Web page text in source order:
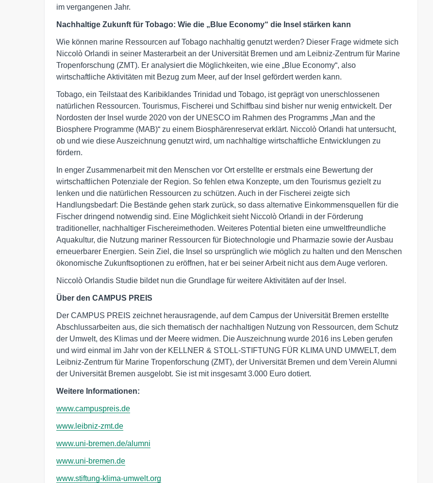
im vergangenen Jahr.
Nachhaltige Zukunft für Tobago: Wie die „Blue Economy“ die Insel stärken kann
Wie können marine Ressourcen auf Tobago nachhaltig genutzt werden? Dieser Frage widmete sich
Niccolò Orlandi in seiner Masterarbeit an der Universität Bremen und am Leibniz-Zentrum für Marine
Tropenforschung (ZMT). Er analysiert die Möglichkeiten, wie eine „Blue Economy“, also
wirtschaftliche Aktivitäten mit Bezug zum Meer, auf der Insel gefördert werden kann.
Tobago, ein Teilstaat des Karibiklandes Trinidad und Tobago, ist geprägt von unerschlossenen
natürlichen Ressourcen. Tourismus, Fischerei und Schiffbau sind bisher nur wenig entwickelt. Der
Nordosten der Insel wurde 2020 von der UNESCO im Rahmen des Programms „Man and the
Biosphere Programme (MAB)“ zu einem Biosphärenreservat erklärt. Niccolò Orlandi hat untersucht,
ob und wie diese Auszeichnung genutzt wird, um nachhaltige wirtschaftliche Entwicklungen zu
fördern.
In enger Zusammenarbeit mit den Menschen vor Ort erstellte er erstmals eine Bewertung der
wirtschaftlichen Potenziale der Region. So fehlen etwa Konzepte, um den Tourismus gezielt zu
lenken und die natürlichen Ressourcen zu schützen. Auch in der Fischerei zeigte sich
Handlungsbedarf: Die Bestände gehen stark zurück, so dass alternative Einkommensquellen für die
Fischer dringend notwendig sind. Eine Möglichkeit sieht Niccolò Orlandi in der Förderung
traditioneller, nachhaltiger Fischereimethoden. Weiteres Potential bieten eine umweltfreundliche
Aquakultur, die Nutzung mariner Ressourcen für Biotechnologie und Pharmazie sowie der Ausbau
erneuerbarer Energien. Sein Ziel, die Insel so ursprünglich wie möglich zu halten und den Menschen
ökonomische Zukunftsoptionen zu eröffnen, hat er bei seiner Arbeit nicht aus dem Auge verloren.
Niccolò Orlandis Studie bildet nun die Grundlage für weitere Aktivitäten auf der Insel.
Über den CAMPUS PREIS
Der CAMPUS PREIS zeichnet herausragende, auf dem Campus der Universität Bremen erstellte
Abschlussarbeiten aus, die sich thematisch der nachhaltigen Nutzung von Ressourcen, dem Schutz
der Umwelt, des Klimas und der Meere widmen. Die Auszeichnung wurde 2016 ins Leben gerufen
und wird einmal im Jahr von der KELLNER & STOLL-STIFTUNG FÜR KLIMA UND UMWELT, dem
Leibniz-Zentrum für Marine Tropenforschung (ZMT), der Universität Bremen und dem Verein Alumni
der Universität Bremen ausgelobt. Sie ist mit insgesamt 3.000 Euro dotiert.
Weitere Informationen:
www.campuspreis.de
www.leibniz-zmt.de
www.uni-bremen.de/alumni
www.uni-bremen.de
www.stiftung-klima-umwelt.org